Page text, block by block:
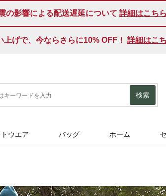
の影響による配送遅延について 詳細はこち
Price 期間限定 最大 50％OFF！
検索
ウエア バッグ ホーム